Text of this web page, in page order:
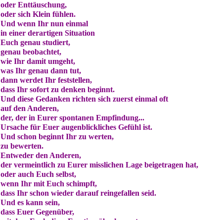
oder Enttäuschung,
oder sich Klein fühlen.
Und wenn Ihr nun einmal
in einer derartigen Situation
Euch genau studiert,
genau beobachtet,
wie Ihr damit umgeht,
was Ihr genau dann tut,
dann werdet Ihr feststellen,
dass Ihr sofort zu denken beginnt.
Und diese Gedanken richten sich zuerst einmal oft
auf den Anderen,
der, der in Eurer spontanen Empfindung...
Ursache für Euer augenblickliches Gefühl ist.
Und schon beginnt Ihr zu werten,
zu bewerten.
Entweder den Anderen,
der vermeintlich zu Eurer misslichen Lage beigetragen hat,
oder auch Euch selbst,
wenn Ihr mit Euch schimpft,
dass Ihr schon wieder darauf reingefallen seid.
Und es kann sein,
dass Euer Gegenüber,